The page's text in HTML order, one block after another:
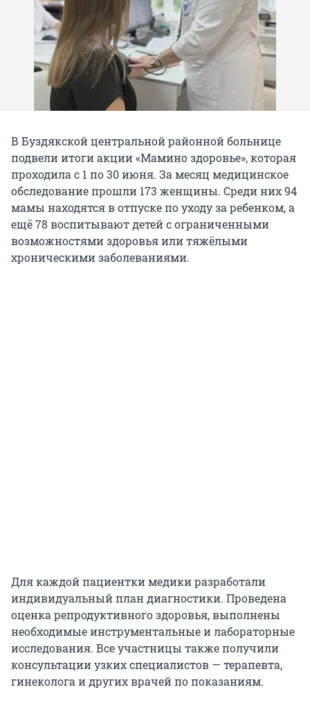
В Буздякской центральной районной больнице
подвели итоги акции «Мамино здоровье», которая
проходила с 1 по 30 июня. За месяц медицинское
обследование прошли 173 женщины. Среди них 94
мамы находятся в отпуске по уходу за ребенком, а
ещё 78 воспитывают детей с ограниченными
возможностями здоровья или тяжёлыми
хроническими заболеваниями.
Для каждой пациентки медики разработали
индивидуальный план диагностики. Проведена
оценка репродуктивного здоровья, выполнены
необходимые инструментальные и лабораторные
исследования. Все участницы также получили
консультации узких специалистов — терапевта,
гинеколога и других врачей по показаниям.